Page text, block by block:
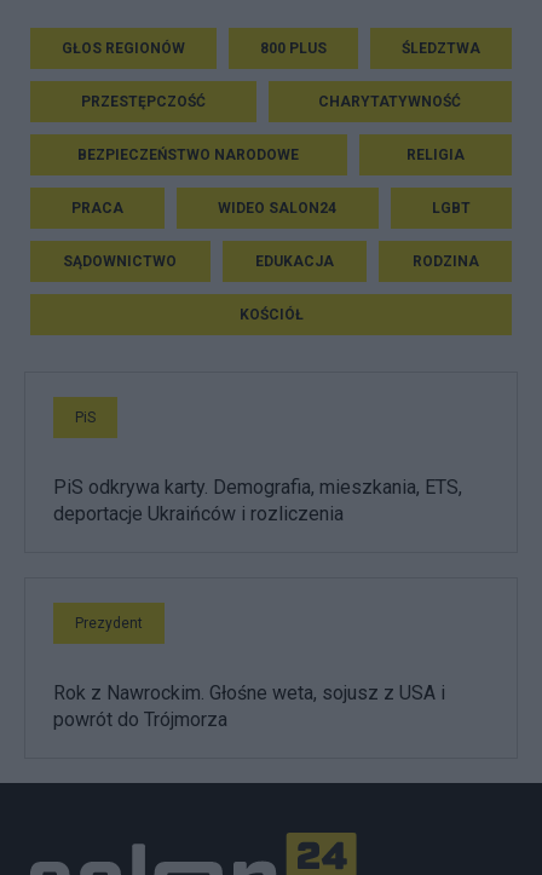
GŁOS REGIONÓW 800 PLUS ŚLEDZTWA
PRZESTĘPCZOŚĆ CHARYTATYWNOŚĆ
BEZPIECZEŃSTWO NARODOWE RELIGIA
PRACA WIDEO SALON24 LGBT
SĄDOWNICTWO EDUKACJA RODZINA
KOŚCIÓŁ
PiS
PiS odkrywa karty. Demografia, mieszkania, ETS,
deportacje Ukraińców i rozliczenia
Prezydent
Rok z Nawrockim. Głośne weta, sojusz z USA i
powrót do Trójmorza